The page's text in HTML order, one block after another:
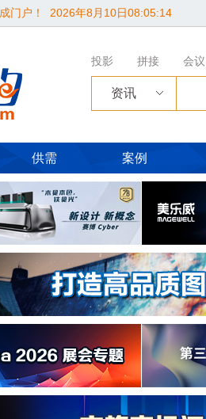
门户！ 2026年8月10日08:05:15
投影 拼接 会议
资讯
供需 案例